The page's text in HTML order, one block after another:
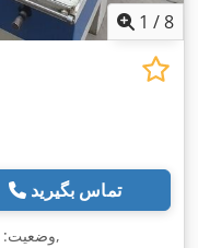
1 /8
تماس بگیرید
وضعیت:,